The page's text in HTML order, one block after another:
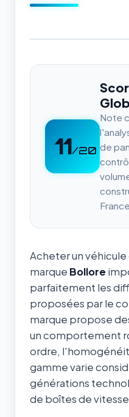
11/20
Note
de
France.
Acheter un
marque Bollore
parfaitement les
proposées par le
marque propose
un comportement
ordre,
gamme varie
générations
de boîtes de